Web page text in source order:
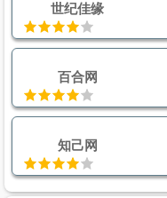
世纪佳缘
百合网
知己网